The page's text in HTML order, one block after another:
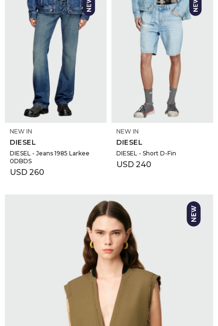
SELECCIONAR TALLE
NEW IN
DIESEL
DIESEL - Jeans 1985 Larkee
0DBDS
USD 260
SELECCIONAR TALLE
NEW IN
DIESEL
DIESEL - Short D-Fin
USD 240